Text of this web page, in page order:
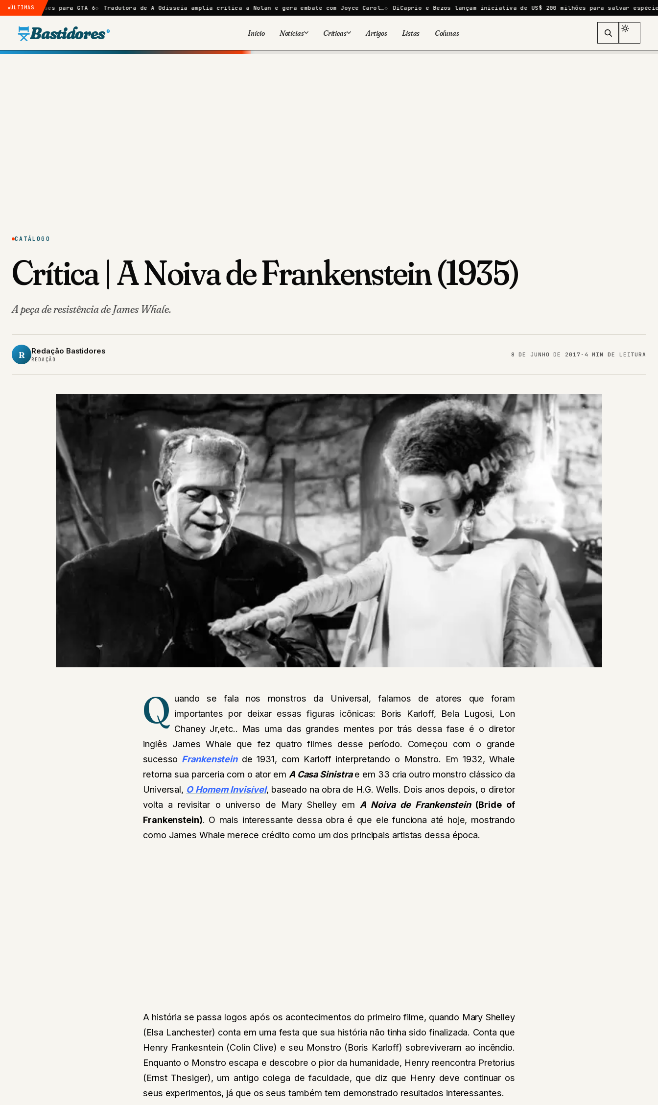
ÚLTIMAS
para GTA 6 Tradutora de A Odisseia amplia crítica a Nolan e gera embate com Joyce Carol… DiCaprio e Bezos lançam iniciativa de US$ 200 milhões para salvar espécies
Bastidores ® Início Notícias
Viral
Críticas Artigos Listas Colunas
CATÁLOGO
Crítica | A Noiva de Frankenstein (1935)
A peça de resistência de James Whale.
R Redação Bastidores
REDAÇÃO
8 DE JUNHO DE 2017 · 4 MIN DE LEITURA
Q uando se fala nos monstros da Universal, falamos de atores que foram
importantes por deixar essas figuras icônicas: Boris Karloff, Bela Lugosi, Lon
Chaney Jr,etc.. Mas uma das grandes mentes por trás dessa fase é o diretor
inglês James Whale que fez quatro filmes desse período. Começou com o grande
sucesso Frankensteinde 1931, com Karloff interpretando o Monstro. Em 1932, Whale
retorna sua parceria com o ator em A Casa Sinistrae em 33 cria outro monstro clássico da
Universal, O Homem Invisível, baseado na obra de H.G. Wells. Dois anos depois, o diretor
volta a revisitar o universo de Mary Shelley emA Noiva de Frankenstein(Bride of
Frankenstein). O mais interessante dessa obra é que ele funciona até hoje, mostrando
como James Whale merece crédito como um dos principais artistas dessa época.
A história se passa logos após os acontecimentos do primeiro filme, quando Mary Shelley
(Elsa Lanchester) conta em uma festa que sua história não tinha sido finalizada. Conta que
Henry Frankesntein (Colin Clive) e seu Monstro (Boris Karloff) sobreviveram ao incêndio.
Enquanto o Monstro escapa e descobre o pior da humanidade, Henry reencontra Pretorius
(Ernst Thesiger), um antigo colega de faculdade, que diz que Henry deve continuar os
seus experimentos, já que os seus também tem demonstrado resultados interessantes.